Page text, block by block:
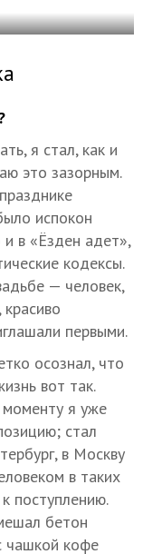
я стал, как и
это зазорным.
испокон
и в «Ёзден адет»,
кодексы.
— человек,
первыми.
осознал, что
вот так.
я уже
стал
в Москву
в таких
поступлению.
бетон
чашкой кофе